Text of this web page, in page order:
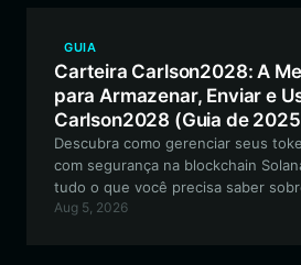
GUIA
Carteira Carlson2028: A
para Armazenar, Enviar e
Carlson2028 (Guia de
Descubra como gerenciar seus
com segurança na blockchain
tudo o que você precisa saber
uma Bitget Wallet para sua jornada
Aug 5, 2026